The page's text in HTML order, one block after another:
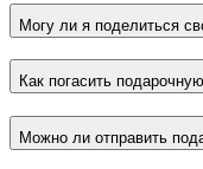
Могу ли я поделиться
Как погасить
Можно ли отправить